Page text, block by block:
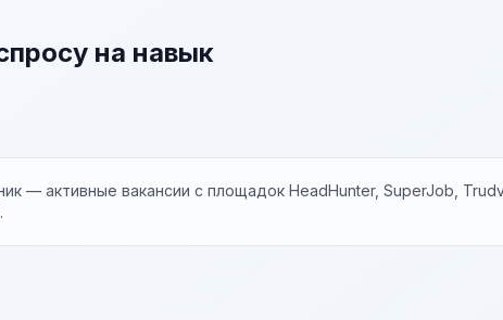
на навык
— активные вакансии с площадок HeadHunter, SuperJob,